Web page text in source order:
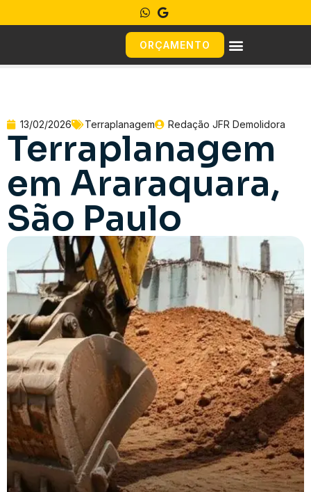
ORÇAMENTO
13/02/2026 Terraplanagem Redação JFR Demolidora
Terraplanagem
em Araraquara,
São Paulo